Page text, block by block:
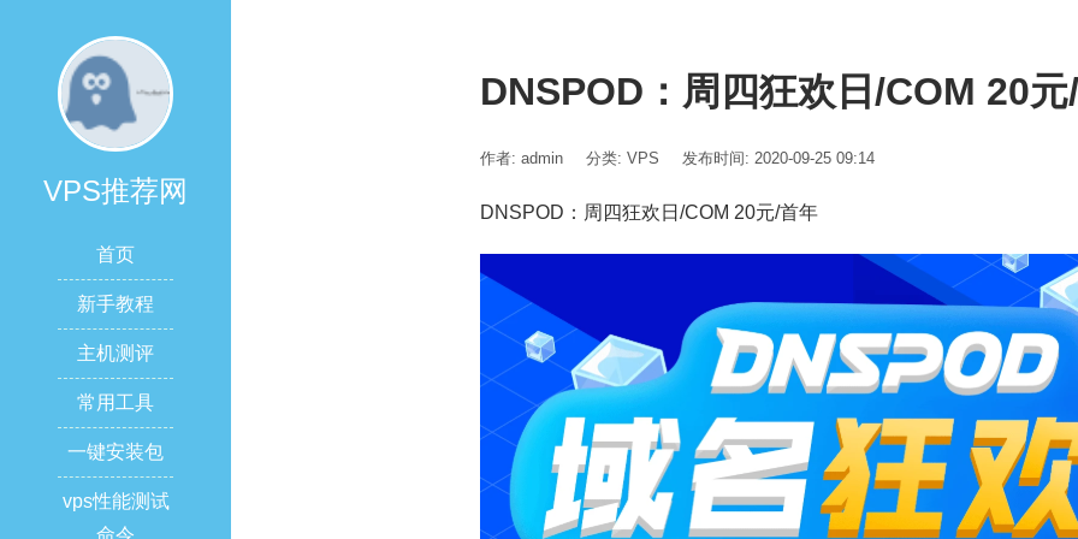
VPS推荐网
首页
新手教程
主机测评
常用工具
一键安装包
vps性能测试
命令
DNSPOD：周四狂欢日/COM 20
作者: admin 分类: VPS 发布时间: 2020-09-25 09:14
DNSPOD：周四狂欢日/COM 20元/首年